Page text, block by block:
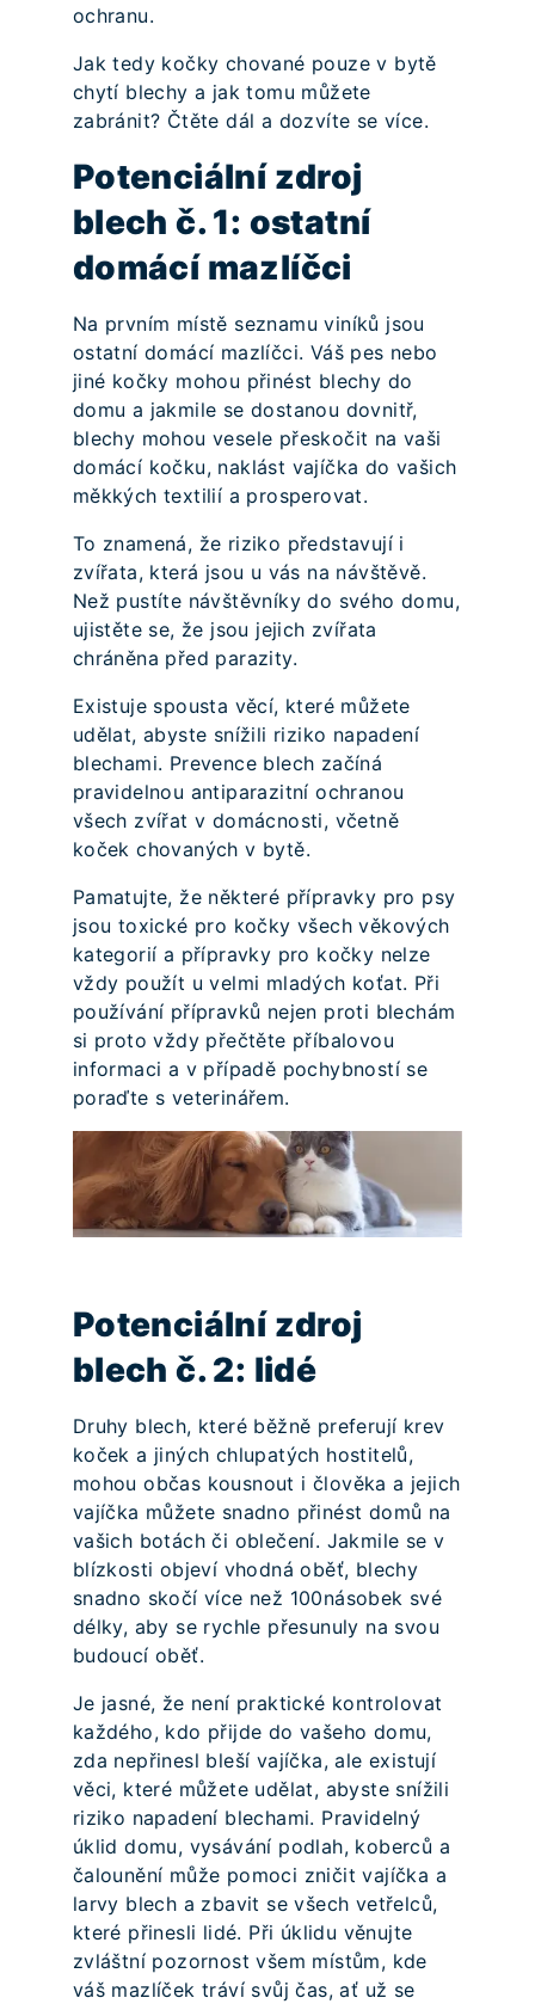
ochranu.
Jak tedy kočky chované pouze v bytě
chytí blechy a jak tomu můžete
zabránit? Čtěte dál a dozvíte se více.
Potenciální zdroj
blech č. 1: ostatní
domácí mazlíčci
Na prvním místě seznamu viníků jsou
ostatní domácí mazlíčci. Váš pes nebo
jiné kočky mohou přinést blechy do
domu a jakmile se dostanou dovnitř,
blechy mohou vesele přeskočit na vaši
domácí kočku, naklást vajíčka do vašich
měkkých textilií a prosperovat.
To znamená, že riziko představují i
zvířata, která jsou u vás na návštěvě.
Než pustíte návštěvníky do svého domu,
ujistěte se, že jsou jejich zvířata
chráněna před parazity.
Existuje spousta věcí, které můžete
udělat, abyste snížili riziko napadení
blechami. Prevence blech začíná
pravidelnou antiparazitní ochranou
všech zvířat v domácnosti, včetně
koček chovaných v bytě.
Pamatujte, že některé přípravky pro psy
jsou toxické pro kočky všech věkových
kategorií a přípravky pro kočky nelze
vždy použít u velmi mladých koťat. Při
používání přípravků nejen proti blechám
si proto vždy přečtěte příbalovou
informaci a v případě pochybností se
poraďte s veterinářem.
Potenciální zdroj
blech č. 2: lidé
Druhy blech, které běžně preferují krev
koček a jiných chlupatých hostitelů,
mohou občas kousnout i člověka a jejich
vajíčka můžete snadno přinést domů na
vašich botách či oblečení. Jakmile se v
blízkosti objeví vhodná oběť, blechy
snadno skočí více než 100násobek své
délky, aby se rychle přesunuly na svou
budoucí oběť.
Je jasné, že není praktické kontrolovat
každého, kdo přijde do vašeho domu,
zda nepřinesl bleší vajíčka, ale existují
věci, které můžete udělat, abyste snížili
riziko napadení blechami. Pravidelný
úklid domu, vysávání podlah, koberců a
čalounění může pomoci zničit vajíčka a
larvy blech a zbavit se všech vetřelců,
které přinesli lidé. Při úklidu věnujte
zvláštní pozornost všem místům, kde
váš mazlíček tráví svůj čas, ať už se